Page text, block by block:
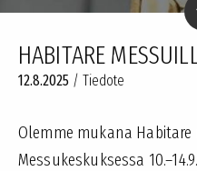
HABITARE
12.8.2025 / Tiedote
Olemme mukana
Messukeskuksessa